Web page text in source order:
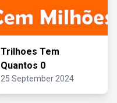
Trilhoes Tem
Quantos 0
25 September 2024